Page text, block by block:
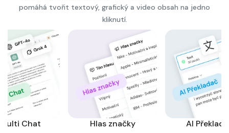
pomáhá tvořit textový, grafický a video obsah na jedno
kliknutí.
AI Překladač
AI Asistenti